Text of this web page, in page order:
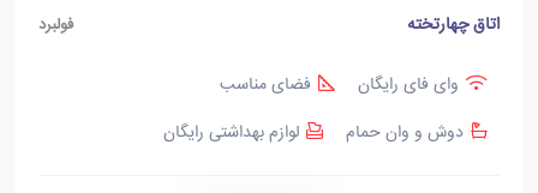
اتاق چهارتخته فولبرد
وای فای رایگان
فضای مناسب
دوش و وان حمام
لوازم بهداشتی رایگان